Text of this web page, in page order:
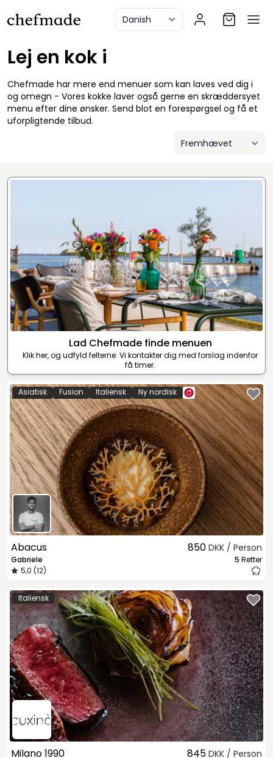
Lej en kok i
Chefmade har mere end menuer som kan laves ved dig i
og omegn - Vores kokke laver også gerne en skræddersyet
menu efter dine ønsker. Send blot en forespørgsel og få et
uforpligtende tilbud.
Lad Chefmade finde menuen
Klik her, og udfyld felterne. Vi kontakter dig med forslag indenfor
få timer.
Asiatisk Fusion Italiensk Ny nordisk
Abacus
Gabriele
5,0 (12)
850 DKK / Person
5 Retter
Italiensk
Milano 1990 845 DKK / Person